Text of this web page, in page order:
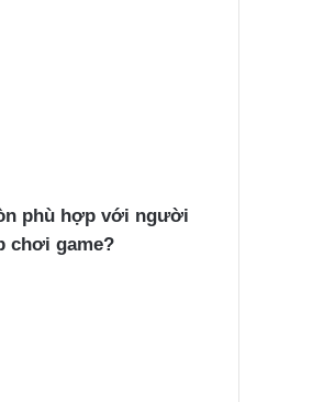
phù hợp với người
chơi game?